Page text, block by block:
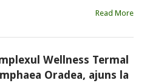
Read More
Wellness Termal
Oradea, ajuns la